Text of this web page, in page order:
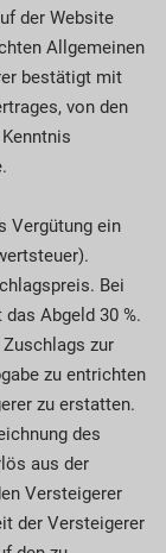
der Website
Allgemeinen
bestätigt mit
von den
Vergütung ein
Bei
Abgeld 30 %.
zur
zu entrichten
zu erstatten.
des
aus der
Versteigerer
der Versteigerer